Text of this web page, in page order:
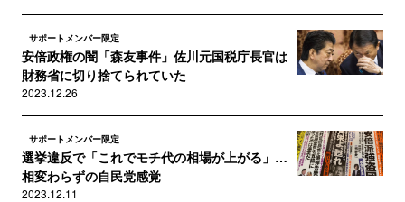
サポートメンバー限定
安倍政権の闇「森友事件」佐川元国税庁長官は
財務省に切り捨てられていた
2023.12.26
サポートメンバー限定
選挙違反で「これでモチ代の相場が上がる」…
相変わらずの自民党感覚
2023.12.11